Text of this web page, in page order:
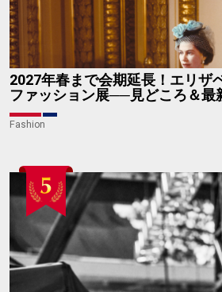
2027年春まで会期延長！エリザ
ファッション展──見どころ＆最
Fashion